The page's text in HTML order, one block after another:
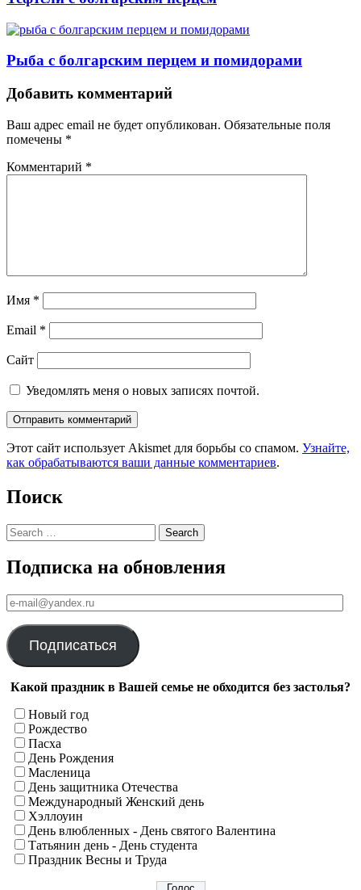
Рыба с болгарским перцем и помидорами
Навигация
Добавить комментарий
Ваш адрес email не будет опубликован. Обязательные поля
помечены *
Комментарий *
Имя *
Email *
Сайт
Уведомлять меня о новых записях почтой.
Этот сайт использует Akismet для борьбы со спамом. Узнайте,
как обрабатываются ваши данные комментариев.
Поиск
Search
Подписка на обновления
е-
mail@yandex.ru
Подписаться
Какой праздник в Вашей семье не обходится без застолья?
Новый год
Рождество
Пасха
День Рождения
Масленица
День защитника Отечества
Международный Женский день
Хэллоуин
День влюбленных - День святого Валентина
Татьянин день - День студента
Праздник Весны и Труда